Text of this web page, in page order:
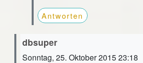
Antworten
dbsuper
Sonntag, 25. Oktober 2015 23:18